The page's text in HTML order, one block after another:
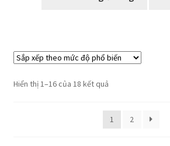
Hiển thị 1–16 của 18 kết quảĐã
xếp
theo
1 2